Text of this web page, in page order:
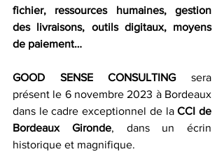
fichier, ressources humaines, gestion
des livraisons, outils digitaux, moyens
de paiement…
GOOD SENSE CONSULTING sera
présent le 6 novembre 2023 à Bordeaux
dans le cadre exceptionnel de la CCI de
Bordeaux Gironde, dans un écrin
historique et magnifique.